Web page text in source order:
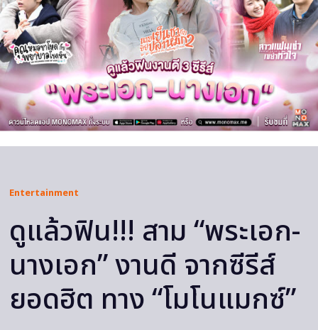
Entertainment
ดูแล้วฟิน!!! สาม “พระเอก-
นางเอก” งานดี จากซีรีส์
ยอดฮิต ทาง “โมโนแมกซ์”